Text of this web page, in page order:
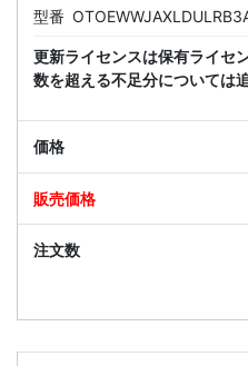
型番
更新ライセンスは保有ライセ
数を超える不足分については